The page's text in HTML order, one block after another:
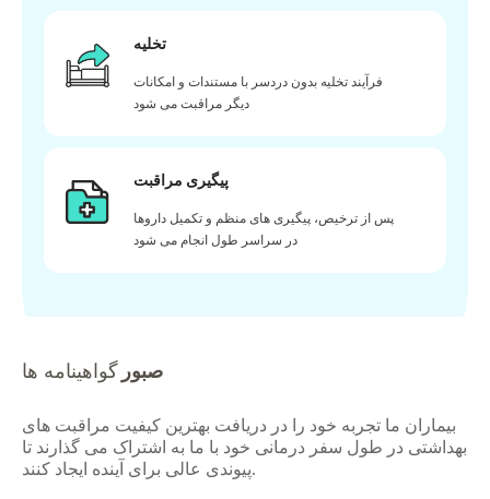
تخلیه
فرآیند تخلیه بدون دردسر با مستندات و امکانات
دیگر مراقبت می شود
پیگیری مراقبت
پس از ترخیص، پیگیری های منظم و تکمیل داروها
در سراسر طول انجام می شود
صبور گواهینامه ها
بیماران ما تجربه خود را در دریافت بهترین کیفیت مراقبت های
بهداشتی در طول سفر درمانی خود با ما به اشتراک می گذارند تا
پیوندی عالی برای آینده ایجاد کنند.